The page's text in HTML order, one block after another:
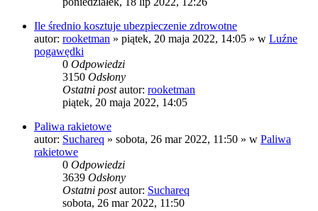
Ile średnio kosztuje ubezpieczenie zdrowotne
autor: rooketman » piątek, 20 maja 2022, 14:05 » w Luźne
pogawędki
0 Odpowiedzi
3150 Odsłony
Ostatni postautor: rooketman
piątek, 20 maja 2022, 14:05
Paliwa rakietowe
autor: Suchareq » sobota, 26 mar 2022, 11:50 » w Paliwa
rakietowe
0 Odpowiedzi
3639 Odsłony
Ostatni postautor: Suchareq
sobota, 26 mar 2022, 11:50